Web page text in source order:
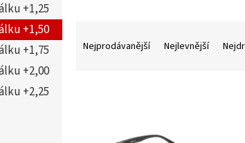
+1,25
+1,50
+1,75
+2,00
+2,25
aNejprodávanější Nejlevnější